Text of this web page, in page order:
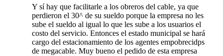
Y sí hay que facilitarle a los obreros del cable, ya que
perdieron el 30^ de su sueldo porque la empresa no les
sube el sueldo al igual lo que les sube a los usuarios el
costo del servicio. Entonces el estado municipal se hará
cargo del estacionamiento de los agentes empobrecidps
de megacable. Muy bueno el pedido de esta empresa